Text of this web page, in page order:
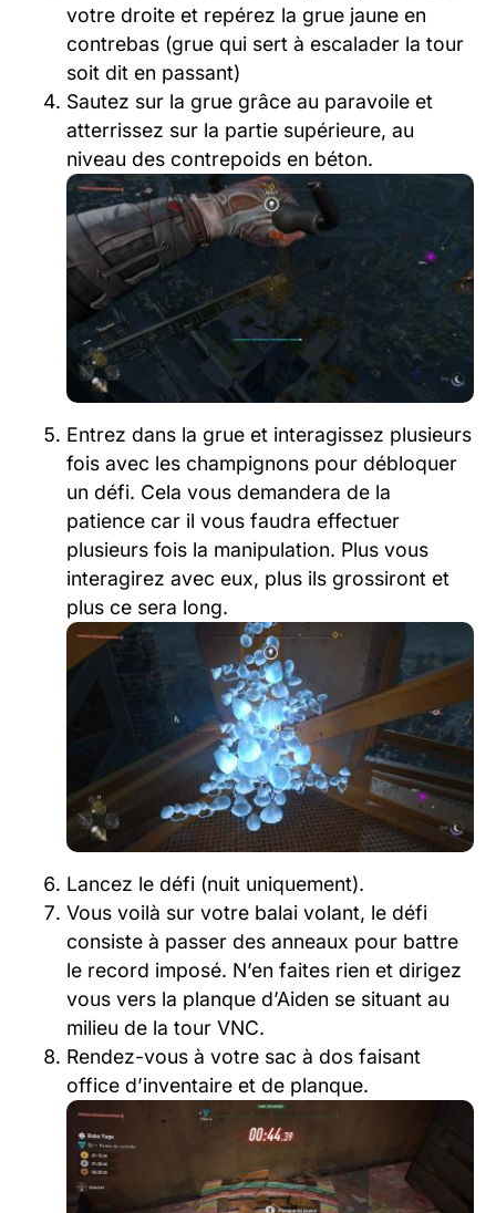
votre droite et repérez la grue jaune en
contrebas (grue qui sert à escalader la tour
soit dit en passant)
Sautez sur la grue grâce au paravoile et
atterrissez sur la partie supérieure, au
niveau des contrepoids en béton.
Entrez dans la grue et interagissez plusieurs
fois avec les champignons pour débloquer
un défi. Cela vous demandera de la
patience car il vous faudra effectuer
plusieurs fois la manipulation. Plus vous
interagirez avec eux, plus ils grossiront et
plus ce sera long.
Lancez le défi (nuit uniquement).
Vous voilà sur votre balai volant, le défi
consiste à passer des anneaux pour battre
le record imposé. N’en faites rien et dirigez
vous vers la planque d’Aiden se situant au
milieu de la tour VNC.
Rendez-vous à votre sac à dos faisant
office d’inventaire et de planque.